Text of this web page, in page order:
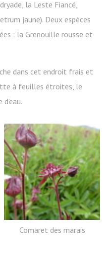
la Leste Fiancé,
jaune). Deux espèces
: la Grenouille rousse et
dans cet endroit frais et
à feuilles étroites, le
Comaret des marais